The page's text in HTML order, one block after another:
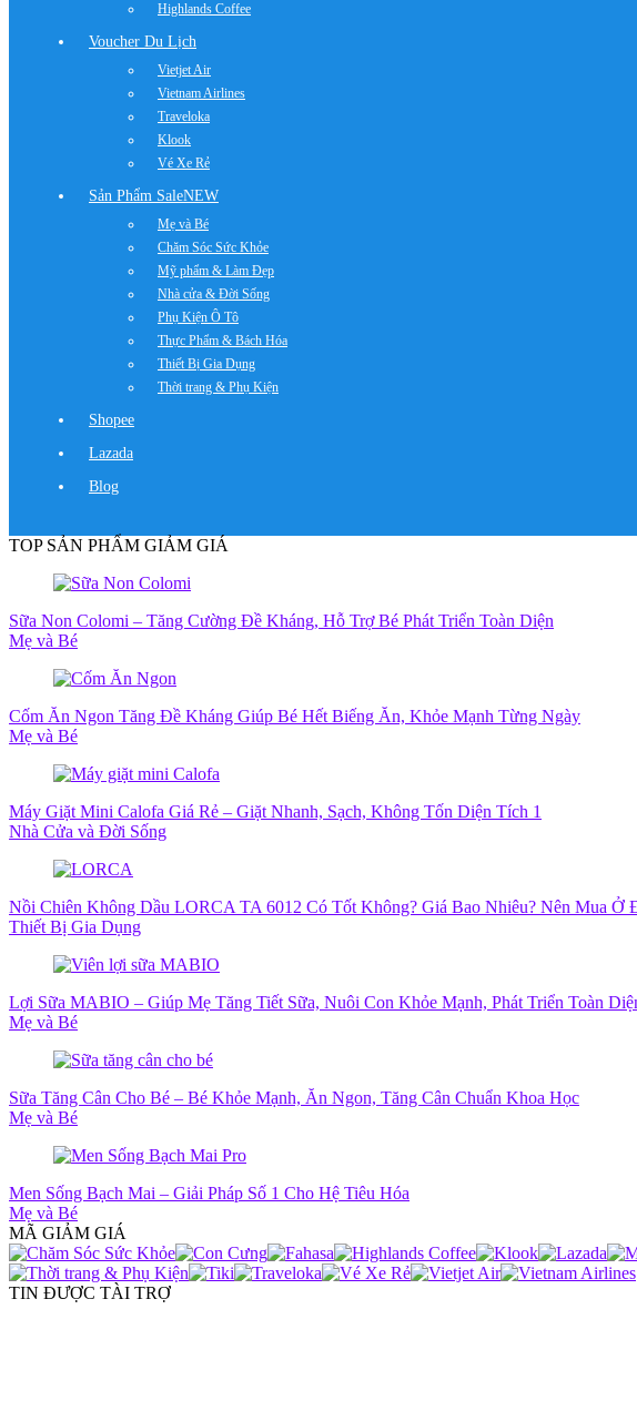
Highlands Coffee
Voucher Du Lịch
Vietjet Air
Vietnam Airlines
Traveloka
Klook
Vé Xe Rẻ
Sản Phẩm SaleNEW
Mẹ và Bé
Chăm Sóc Sức Khỏe
Mỹ phẩm & Làm Đẹp
Nhà cửa & Đời Sống
Phụ Kiện Ô Tô
Thực Phẩm & Bách Hóa
Thiết Bị Gia Dụng
Thời trang & Phụ Kiện
Shopee
Lazada
Blog
TOP SẢN PHẨM GIẢM GIÁ
Sữa Non Colomi – Tăng Cường Đề Kháng, Hỗ Trợ Bé Phát Triển Toàn Diện
Mẹ và Bé
Cốm Ăn Ngon Tăng Đề Kháng Giúp Bé Hết Biếng Ăn, Khỏe Mạnh Từng Ngày
Mẹ và Bé
Máy Giặt Mini Calofa Giá Rẻ – Giặt Nhanh, Sạch, Không Tốn Diện Tích 1
Nhà Cửa và Đời Sống
Nồi Chiên Không Dầu LORCA TA 6012 Có Tốt Không? Giá Bao Nhiêu? Nên Mua Ở
Thiết Bị Gia Dụng
Lợi Sữa MABIO – Giúp Mẹ Tăng Tiết Sữa, Nuôi Con Khỏe Mạnh, Phát Triển Toàn
Mẹ và Bé
Sữa Tăng Cân Cho Bé – Bé Khỏe Mạnh, Ăn Ngon, Tăng Cân Chuẩn Khoa Học
Mẹ và Bé
Men Sống Bạch Mai – Giải Pháp Số 1 Cho Hệ Tiêu Hóa
Mẹ và Bé
MÃ GIẢM GIÁ
TIN ĐƯỢC TÀI TRỢ